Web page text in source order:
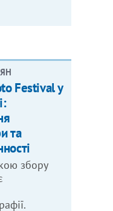
Festival у
та
збору